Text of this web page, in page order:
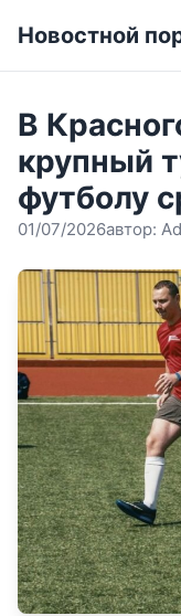
Новостной
В
крупный
футболу
01/07/2026автор: